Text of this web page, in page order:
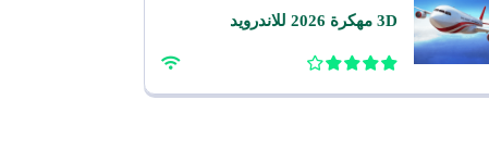
3D مهكرة 2026 للاندرويد